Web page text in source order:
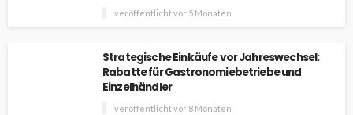
veröffentlicht vor 5 Monaten
Strategische Einkäufe vor Jahreswechsel:
Rabatte für Gastronomiebetriebe und
Einzelhändler
veröffentlicht vor 8 Monaten